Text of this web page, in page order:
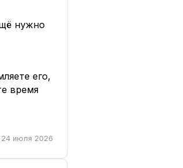
нужно
его,
время
24 июля 2026